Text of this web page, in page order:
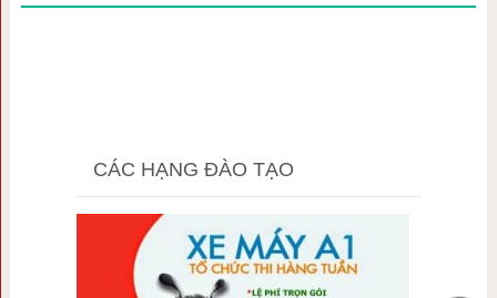
CÁC HẠNG ĐÀO TẠO